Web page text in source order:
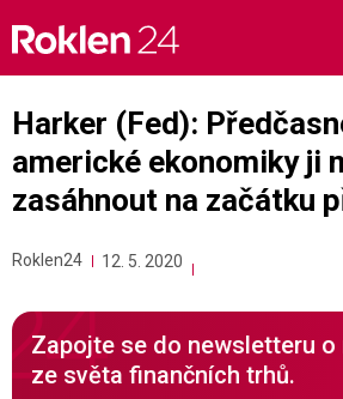
content
Harker (Fed):
americké ekonomiky ji
zasáhnout na začátku
Roklen24 12. 5. 2020
Zapojte se do newsletteru o
ze světa finančních trhů.